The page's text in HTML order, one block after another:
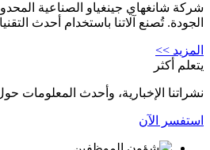
شركة شانغهاي جينغياو الصناعية
الجودة. تُصنع آلاتنا باستخدام أحدث
المزيد >>
يتعلم أكثر
نشراتنا الإخبارية، وأحدث المعلومات
استفسر الآن